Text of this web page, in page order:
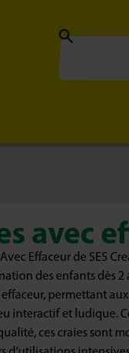
avec
Effaceur de SES
des enfants dès
permettant
interactif et ludique.
ces craies sont